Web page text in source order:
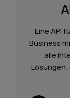
Eine API
Business
alle